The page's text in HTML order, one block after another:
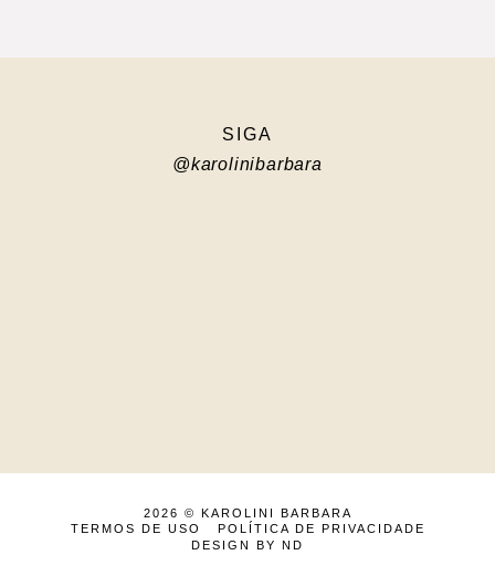
SIGA
@karolinibarbara
2026 ©
KAROLINI BARBARA
TERMOS DE USO
POLÍTICA DE PRIVACIDADE
DESIGN BY ND